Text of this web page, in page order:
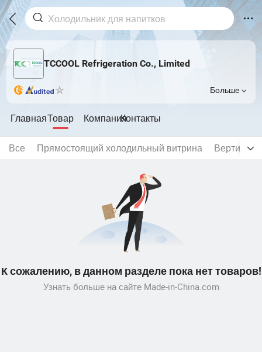
TCCOOL Refrigeration Co., Limited
Больше
ГлавнаяТовар КомпанияКонтакты
Все Прямостоящий холодильный витрина
К сожалению, в данном разделе пока нет товаров!
Узнать больше на сайте Made-in-China.com